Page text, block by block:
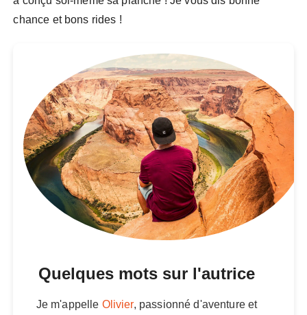
chance et bons rides !
Quelques mots sur l'autrice
Je m'appelle Olivier, passionné d'aventure et